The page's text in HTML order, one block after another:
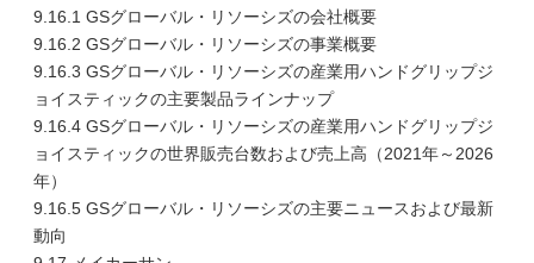
9.16.1 GSグローバル・リソーシズの会社概要
9.16.2 GSグローバル・リソーシズの事業概要
9.16.3 GSグローバル・リソーシズの産業用ハンドグリップジ
ョイスティックの主要製品ラインナップ
9.16.4 GSグローバル・リソーシズの産業用ハンドグリップジ
ョイスティックの世界販売台数および売上高（2021年～2026
年）
9.16.5 GSグローバル・リソーシズの主要ニュースおよび最新
動向